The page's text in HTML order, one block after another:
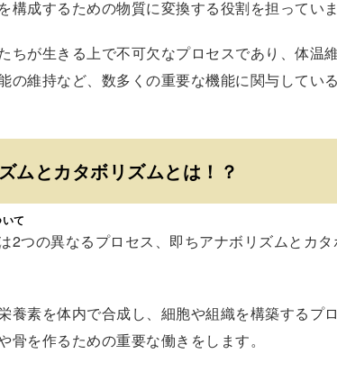
構成するための物質に変換する役割を担っていま
ちが生きる上で不可欠なプロセスであり、体温
の維持など、数多くの重要な機能に関与してい
ムとカタボリズムとは！？
て
2つの異なるプロセス、即ちアナボリズムとカ
養素を体内で合成し、細胞や組織を構築するプ
骨を作るための重要な働きをします。